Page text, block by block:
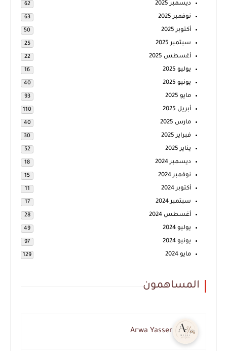
ديسمبر 2025 62
نوفمبر 2025 63
أكتوبر 2025 50
سبتمبر 2025 25
أغسطس 2025 22
يوليو 2025 16
يونيو 2025 40
مايو 2025 93
أبريل 2025 110
مارس 2025 40
فبراير 2025 30
يناير 2025 52
ديسمبر 2024 18
نوفمبر 2024 15
أكتوبر 2024 11
سبتمبر 2024 17
أغسطس 2024 28
يوليو 2024 49
يونيو 2024 97
مايو 2024 129
المساهمون
Arwa Yasser